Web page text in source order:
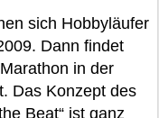
sich Hobbyläufer
Dann findet
in der
Das Konzept des
Beat“ ist ganz